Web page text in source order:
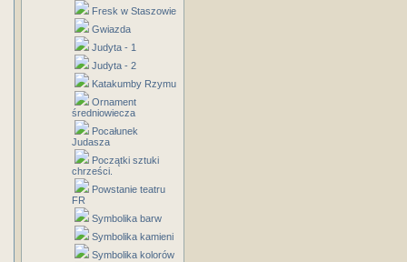
Fresk w Staszowie
Gwiazda
Judyta - 1
Judyta - 2
Katakumby Rzymu
Ornament
średniowiecza
Pocałunek
Judasza
Początki sztuki
chrześci.
Powstanie teatru
FR
Symbolika barw
Symbolika kamieni
Symbolika kolorów